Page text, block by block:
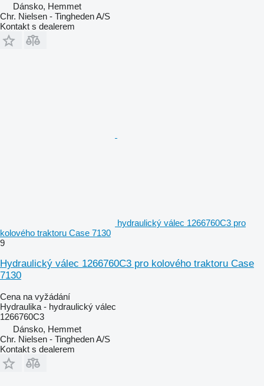
Dánsko, Hemmet
Chr. Nielsen - Tingheden A/S
Kontakt s dealerem
hydraulický válec 1266760C3 pro
kolového traktoru Case 7130
9
Hydraulický válec 1266760C3 pro kolového traktoru Case
7130
Cena na vyžádání
Hydraulika - hydraulický válec
1266760C3
Dánsko, Hemmet
Chr. Nielsen - Tingheden A/S
Kontakt s dealerem